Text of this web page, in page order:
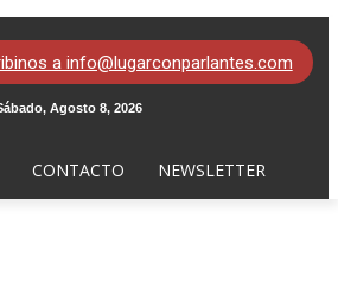
a info@lugarconparlantes.com
Agosto 8, 2026
CONTACTO NEWSLETTER